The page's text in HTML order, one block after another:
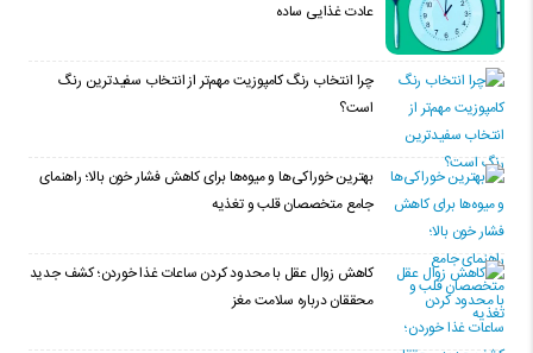
عادت غذایی ساده
چرا انتخاب رنگ کامپوزیت مهم‌تر از انتخاب سفیدترین رنگ
است؟
بهترین خوراکی‌ها و میوه‌ها برای کاهش فشار خون بالا؛ راهنمای
جامع متخصصان قلب و تغذیه
کاهش زوال عقل با محدود کردن ساعات غذا خوردن؛ کشف جدید
محققان درباره سلامت مغز